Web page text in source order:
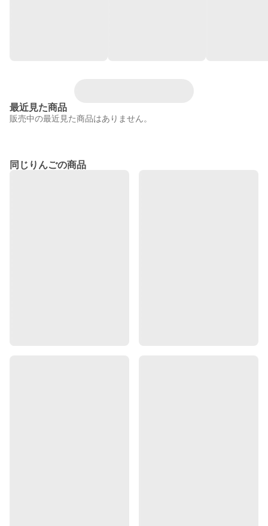
最近見た商品
販売中の最近見た商品はありません。
同じりんごの商品